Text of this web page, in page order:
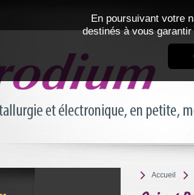
En poursuivant votre
destinés à vous
Accueil